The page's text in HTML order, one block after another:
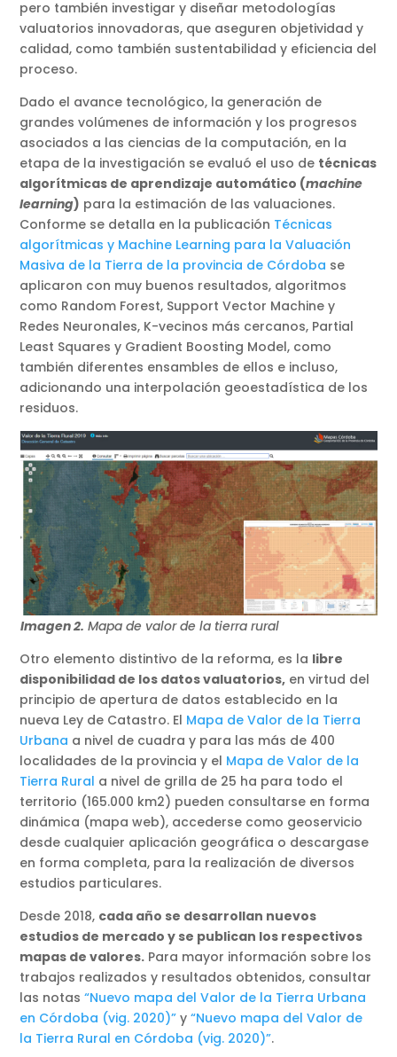
pero también investigar y diseñar metodologías
valuatorios innovadoras, que aseguren objetividad y
calidad, como también sustentabilidad y eficiencia del
proceso.
Dado el avance tecnológico, la generación de
grandes volúmenes de información y los progresos
asociados a las ciencias de la computación, en la
etapa de la investigación se evaluó el uso de técnicas
algorítmicas de aprendizaje automático (machine
learning) para la estimación de las valuaciones.
Conforme se detalla en la publicación Técnicas
algorítmicas y Machine Learning para la Valuación
Masiva de la Tierra de la provincia de Córdoba se
aplicaron con muy buenos resultados, algoritmos
como Random Forest, Support Vector Machine y
Redes Neuronales, K-vecinos más cercanos, Partial
Least Squares y Gradient Boosting Model, como
también diferentes ensambles de ellos e incluso,
adicionando una interpolación geoestadística de los
residuos.
Imagen 2. Mapa de valor de la tierra rural
Otro elemento distintivo de la reforma, es la libre
disponibilidad de los datos valuatorios, en virtud del
principio de apertura de datos establecido en la
nueva Ley de Catastro. El Mapa de Valor de la Tierra
Urbana a nivel de cuadra y para las más de 400
localidades de la provincia y el Mapa de Valor de la
Tierra Rural a nivel de grilla de 25 ha para todo el
territorio (165.000 km2) pueden consultarse en forma
dinámica (mapa web), accederse como geoservicio
desde cualquier aplicación geográfica o descargase
en forma completa, para la realización de diversos
estudios particulares.
Desde 2018, cada año se desarrollan nuevos
estudios de mercado y se publican los respectivos
mapas de valores. Para mayor información sobre los
trabajos realizados y resultados obtenidos, consultar
las notas“Nuevo mapa del Valor de la Tierra Urbana
en Córdoba (vig. 2020)” y“Nuevo mapa del Valor de
la Tierra Rural en Córdoba (vig. 2020)”.